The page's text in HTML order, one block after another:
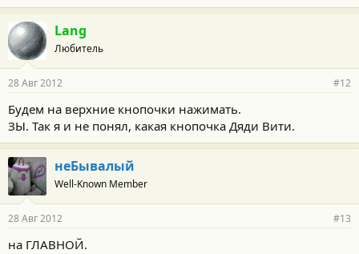
Lang
Любитель
28 Авг 2012 #12
Будем на верхние кнопочки нажимать.
ЗЫ. Так я и не понял, какая кнопочка Дяди Вити.
неБывалый
Well-Known Member
28 Авг 2012 #13
на ГЛАВНОЙ.